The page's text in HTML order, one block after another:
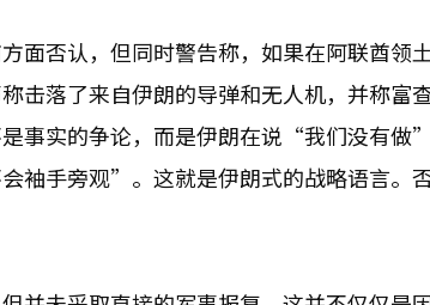
面否认，但同时警告称，如果在阿联酋领
落了来自伊朗的导弹和无人机，并称富
事实的争论，而是伊朗在说“我们没有
袖手旁观”。这就是伊朗式的战略语言。